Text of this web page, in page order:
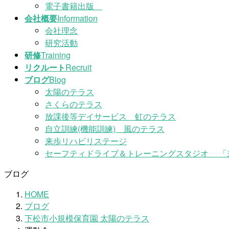
電子書籍出版
会社概要Information
会社理念
研究活動
研修Training
リクルートRecruit
ブログBlog
太陽のテラス
さくらのテラス
放課後等デイサービス 虹のテラス
自立訓練(機能訓練) 風のテラス
来歩リハビリステージ
セーフティドライブ＆トレーニングスタジオ 「
ブログ
HOME
ブログ
下松市小規模保育園 太陽のテラス